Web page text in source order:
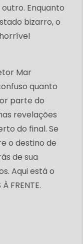
Enquanto
bizarro, o
Mar
quanto
parte do
revelações
do final. Se
o destino de
de sua
Aqui está o
FRENTE.